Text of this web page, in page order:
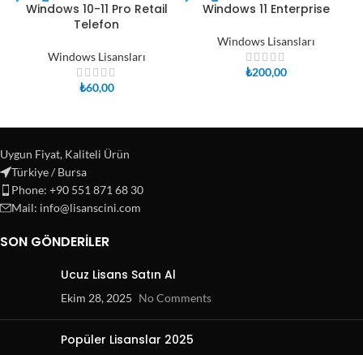
Windows 10-11 Pro Retail
Telefon
Windows Lisansları
₺60,00
Windows 11 Enterprise
Windows Lisansları
₺200,00
Uygun Fiyat, Kaliteli Ürün
Türkiye / Bursa
Phone: +90 551 871 68 30
Mail: info@lisanscini.com
SON GÖNDERILER
Ucuz Lisans Satın Al
Ekim 28, 2025 No Comments
Popüler Lisanslar 2025